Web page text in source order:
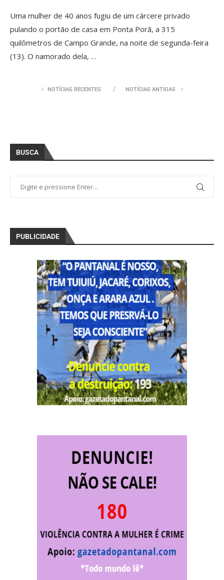
Uma mulher de 40 anos fugiu de um cárcere privado
pulando o portão de casa em Ponta Porã, a 315
quilômetros de Campo Grande, na noite de segunda-feira
(13). O namorado dela, …
NOTÍCIAS RECENTES NOTÍCIAS ANTIGAS
BUSCA
PUBLICIDADE